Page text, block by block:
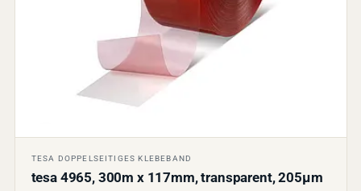
TESA DOPPELSEITIGES KLEBEBAND
tesa 4965, 300m x 117mm, transparent, 205µm